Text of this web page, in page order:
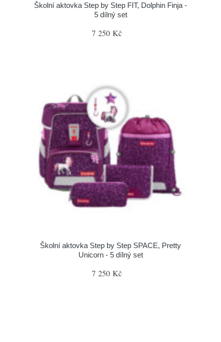
Školní aktovka Step by Step FIT, Dolphin Finja -
5 dílný set
7 250 Kč
Školní aktovka Step by Step SPACE, Pretty
Unicorn - 5 dílný set
7 250 Kč